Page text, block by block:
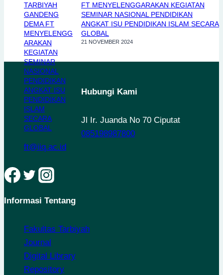
FT MENYELENGGARAKAN KEGIATAN
SEMINAR NASIONAL PENDIDIKAN
ANGKAT ISU PENDIDIKAN ISLAM SECARA
GLOBAL
21 NOVEMBER 2024
Hubungi Kami
Jl Ir. Juanda No 70 Ciputat
085198987800
ft@iiq.ac.id
Informasi Tentang
Fakultas Tarbiyah
Journal
Digital Library
Repository